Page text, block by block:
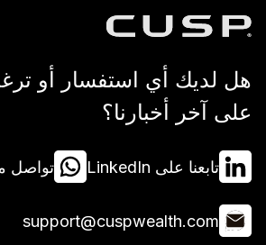
استفسار أو ترغب بالاطلاع
تواصل معنا عبر واتساب